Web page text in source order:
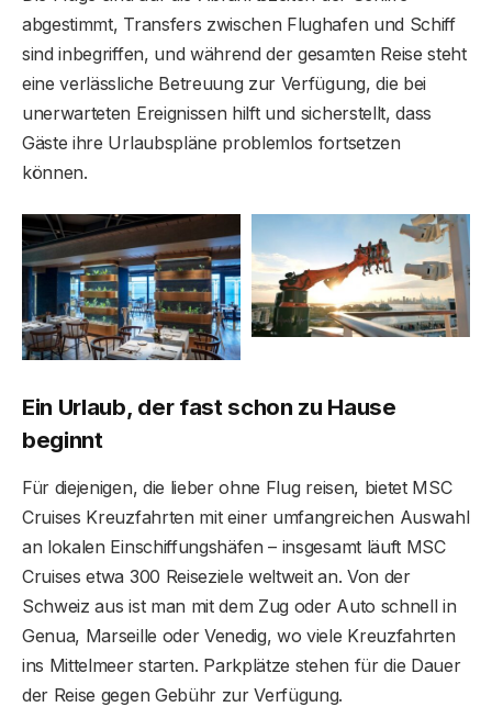
abgestimmt, Transfers zwischen Flughafen und Schiff
sind inbegriffen, und während der gesamten Reise steht
eine verlässliche Betreuung zur Verfügung, die bei
unerwarteten Ereignissen hilft und sicherstellt, dass
Gäste ihre Urlaubspläne problemlos fortsetzen
können.
Ein Urlaub, der fast schon zu Hause
beginnt
Für diejenigen, die lieber ohne Flug reisen, bietet MSC
Cruises Kreuzfahrten mit einer umfangreichen Auswahl
an lokalen Einschiffungshäfen – insgesamt läuft MSC
Cruises etwa 300 Reiseziele weltweit an. Von der
Schweiz aus ist man mit dem Zug oder Auto schnell in
Genua, Marseille oder Venedig, wo viele Kreuzfahrten
ins Mittelmeer starten. Parkplätze stehen für die Dauer
der Reise gegen Gebühr zur Verfügung.